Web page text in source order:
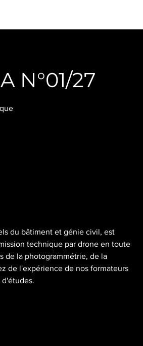
N°01/27
du bâtiment et génie civil, est
technique par drone en toute
de la photogrammétrie, de la
de l'expérience de nos formateurs